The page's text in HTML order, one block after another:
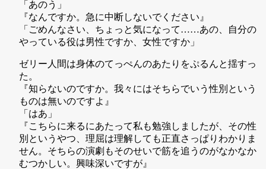
「あのう」
『なんですか。急に中断しないでください』
「ごめんなさい、ちょっと気になって……あの、自分の
やっている役は男性ですか、女性ですか」
ゼリー人間は身体のてっぺんのあたりをぷるんと揺すっ
た。
『知らないのですか。我々にはそちらでいう性別という
ものは無いのですよ』
「はあ」
『こちらに来るにあたって私も勉強しましたが、その性
別というやつ、理屈は理解しても正直さっぱりわかりま
せん。そちらの演劇もそのせいで筋を追うのがなかなか
むつかしい。興味深いですが』